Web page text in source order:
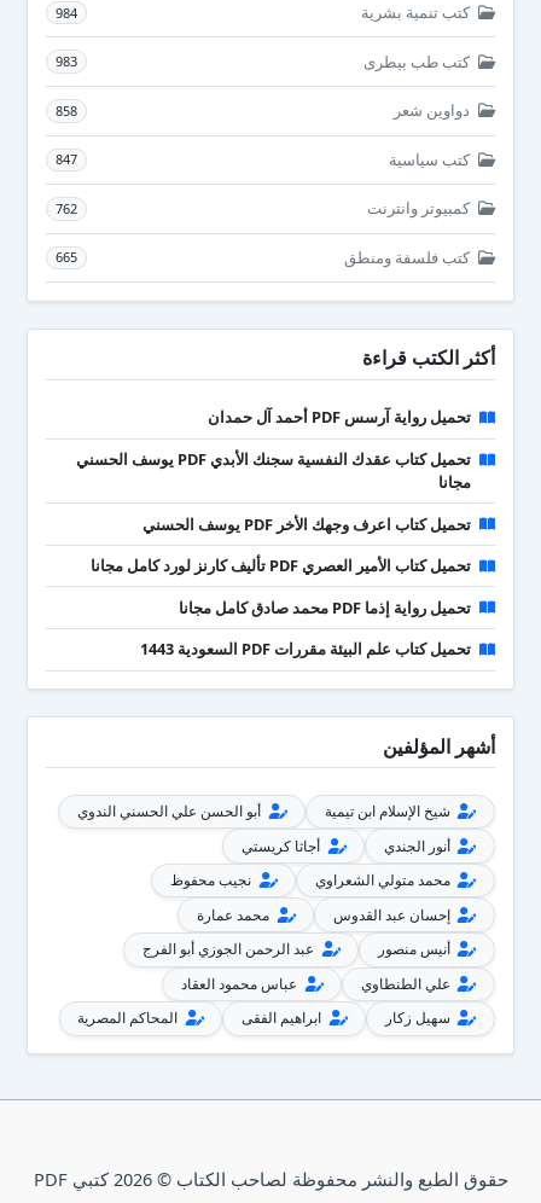
كتب تنمية بشرية 984
كتب طب بيطرى 983
دواوين شعر 858
كتب سياسية 847
كمبيوتر وانترنت 762
كتب فلسفة ومنطق 665
أكثر الكتب قراءة
تحميل رواية آرسس PDF أحمد آل حمدان
تحميل كتاب عقدك النفسية سجنك الأبدي PDF يوسف الحسني
مجانا
تحميل كتاب اعرف وجهك الأخر PDF يوسف الحسني
تحميل كتاب الأمير العصري PDF تأليف كارنز لورد كامل مجانا
تحميل رواية إذما PDF محمد صادق كامل مجانا
تحميل كتاب علم البيئة مقررات PDF السعودية 1443
أشهر المؤلفين
شيخ الإسلام ابن تيمية
أبو الحسن علي الحسني الندوي
أنور الجندي
أجاثا كريستي
محمد متولي الشعراوي
نجيب محفوظ
إحسان عبد القدوس
محمد عمارة
أنيس منصور
عبد الرحمن الجوزي أبو الفرج
علي الطنطاوي
عباس محمود العقاد
سهيل زكار
ابراهيم الفقى المحاكم المصرية
حقوق الطبع والنشر محفوظة لصاحب الكتاب © 2026 كتبي PDF